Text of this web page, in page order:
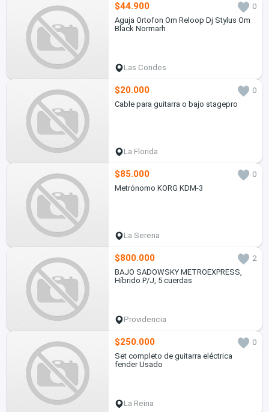
$44.900
0
Aguja Ortofon Om Reloop Dj Stylus Om
Black Normarh
Las Condes
$20.000
0
Cable para guitarra o bajo stagepro
La Florida
$85.000
0
Metrónomo KORG KDM-3
La Serena
$800.000
2
BAJO SADOWSKY METROEXPRESS,
Híbrido P/J, 5 cuerdas
Providencia
$250.000
0
Set completo de guitarra eléctrica
fender Usado
La Reina